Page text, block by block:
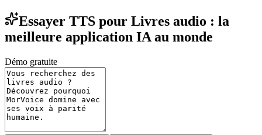
Essayer TTS pour Livres audio : la
meilleure application IA au monde
Démo gratuite